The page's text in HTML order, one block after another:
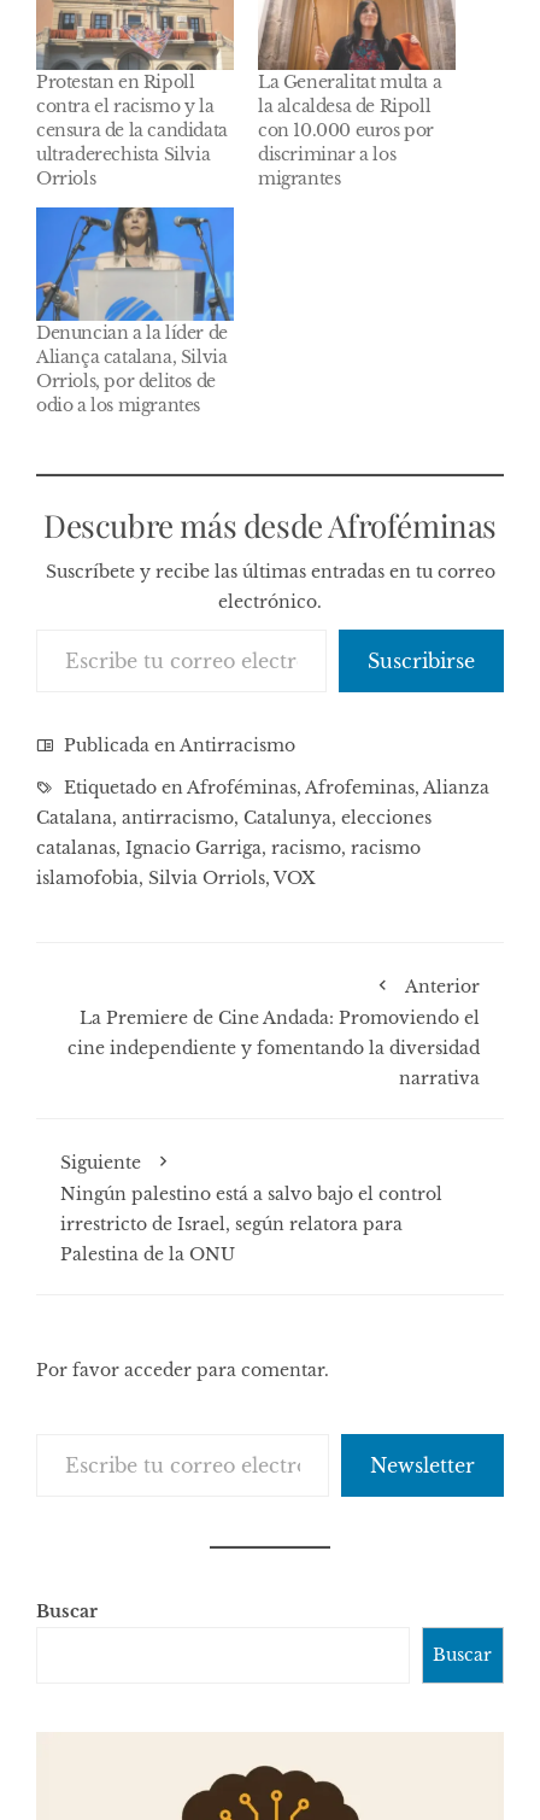
Protestan en Ripoll
contra el racismo y la
censura de la candidata
ultraderechista Silvia
Orriols
La Generalitat multa a
la alcaldesa de Ripoll
con 10.000 euros por
discriminar a los
migrantes
Denuncian a la líder de
Aliança catalana, Silvia
Orriols, por delitos de
odio a los migrantes
Descubre más desde Afroféminas
Suscríbete y recibe las últimas entradas en tu correo
electrónico.
Suscribirse
Publicada enAntirracismo
Etiquetado enAfroféminas, Afrofeminas, Alianza
Catalana, antirracismo, Catalunya, elecciones
catalanas, Ignacio Garriga, racismo, racismo
islamofobia, Silvia Orriols,VOX
Anterior
La Premiere de Cine Andada: Promoviendo el
cine independiente y fomentando la diversidad
narrativa
Siguiente
Ningún palestino está a salvo bajo el control
irrestricto de Israel, según relatora para
Palestina de la ONU
Por favor acceder para comentar.
Newsletter
Buscar
Buscar